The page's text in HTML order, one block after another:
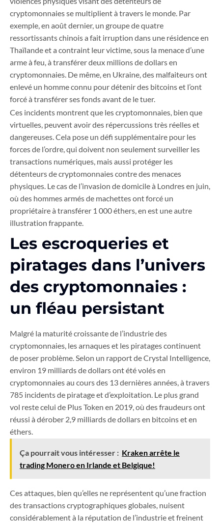
cryptomonnaies se multiplient à travers le monde. Par
exemple, en août dernier, un groupe de quatre
ressortissants chinois a fait irruption dans une résidence en
Thaïlande et a contraint leur victime, sous la menace d’une
arme à feu, à transférer deux millions de dollars en
cryptomonnaies. De même, en Ukraine, des malfaiteurs ont
enlevé un homme connu pour détenir des bitcoins et l’ont
forcé à transférer ses fonds avant de le tuer.
Ces incidents montrent que les cryptomonnaies, bien que
virtuelles, peuvent avoir des répercussions très réelles et
dangereuses. Cela pose un défi supplémentaire pour les
forces de l’ordre, qui doivent non seulement surveiller les
transactions numériques, mais aussi protéger les
détenteurs de cryptomonnaies contre des menaces
physiques. Le cas de l’invasion de domicile à Londres en juin,
où des hommes armés de machettes ont forcé un
propriétaire à transférer 1 000 éthers, en est une autre
illustration frappante.
Les escroqueries et
piratages dans l’univers
des cryptomonnaies :
un fléau persistant
Malgré la maturité croissante de l’industrie des
cryptomonnaies, les arnaques et les piratages continuent
de poser problème. Selon un rapport de Crystal Intelligence,
environ 19 milliards de dollars ont été volés en
cryptomonnaies au cours des 13 dernières années, à travers
785 incidents de piratage et d’exploitation. Le plus grand
vol reste celui de Plus Token en 2019, où des fraudeurs ont
réussi à dérober 2,9 milliards de dollars en bitcoins et en
éthers.
Ça pourrait vous intéresser : Kraken arrête le
trading Monero en Irlande et Belgique!
Ces attaques, bien qu’elles ne représentent qu’une fraction
des transactions cryptographiques globales, nuisent
considérablement à la réputation de l’industrie et freinent